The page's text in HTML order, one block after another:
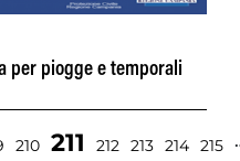
per piogge e temporali
210 211 212 213 214 215